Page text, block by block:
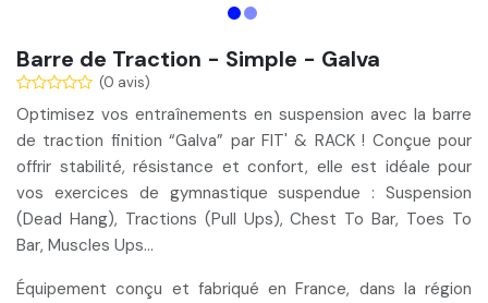
Barre de Traction - Simple - Galva
(0 avis)
Optimisez vos entraînements en suspension avec la barre
de traction finition “Galva” par FIT' & RACK ! Conçue pour
offrir stabilité, résistance et confort, elle est idéale pour
vos exercices de gymnastique suspendue : Suspension
(Dead Hang), Tractions (Pull Ups), Chest To Bar, Toes To
Bar, Muscles Ups…
Équipement conçu et fabriqué en France, dans la région